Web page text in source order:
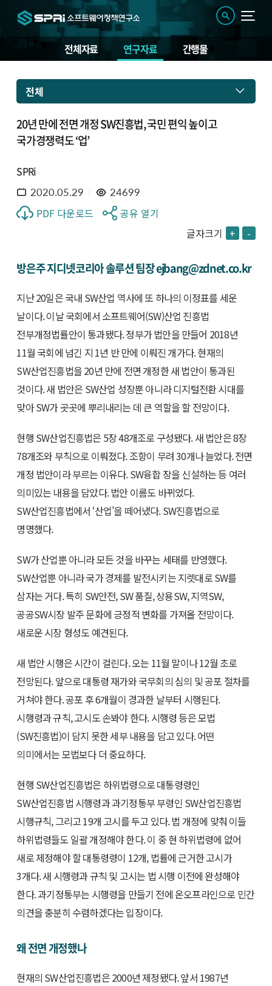
전체자료 연구자료 간행물
전체
20년 만에 전면 개정 SW진흥법, 국민 편익 높이고
국가경쟁력도 ‘업’
SPRi
2020.05.29 24699
PDF 다운로드
공유 열기
글자크기 + -
방은주 지디넷코리아 솔루션 팀장 ejbang@zdnet.co.kr
지난 20일은 국내 SW산업 역사에 또 하나의 이정표를 세운
날이다. 이날 국회에서 소프트웨어(SW)산업 진흥법
전부개정법률안이 통과됐다. 정부가 법안을 만들어 2018년
11월 국회에 넘긴 지 1년 반 만에 이뤄진 개가다. 현재의
SW산업진흥법을 20년 만에 전면 개정한 새 법안이 통과된
것이다. 새 법안은 SW산업 성장뿐 아니라 디지털전환 시대를
맞아 SW가 곳곳에 뿌리내리는 데 큰 역할을 할 전망이다.
현행 SW산업진흥법은 5장 48개조로 구성됐다. 새 법안은 8장
78개조와 부칙으로 이뤄졌다. 조항이 무려 30개나 늘었다. 전면
개정 법안이라 부르는 이유다. SW융합 장을 신설하는 등 여러
의미있는 내용을 담았다. 법안 이름도 바뀌었다.
SW산업진흥법에서 ‘산업’을 떼어냈다. SW진흥법으로
명명했다.
SW가 산업뿐 아니라 모든 것을 바꾸는 세태를 반영했다.
SW산업뿐 아니라 국가 경제를 발전시키는 지렛대로 SW를
삼자는 거다. 특히 SW안전, SW 품질, 상용SW, 지역SW,
공공SW시장 발주 문화에 긍정적 변화를 가져올 전망이다.
새로운 시장 형성도 예견된다.
새 법안 시행은 시간이 걸린다. 오는 11월 말이나 12월 초로
전망된다. 앞으로 대통령 재가와 국무회의 심의 및 공포 절차를
거쳐야 한다. 공포 후 6개월이 경과한 날부터 시행된다.
시행령과 규칙, 고시도 손봐야 한다. 시행령 등은 모법
(SW진흥법)이 담지 못한 세부 내용을 담고 있다. 어떤
의미에서는 모법보다 더 중요하다.
현행 SW산업진흥법은 하위법령으로 대통령령인
SW산업진흥법 시행령과 과기정통부 부령인 SW산업진흥법
시행규칙, 그리고 19개 고시를 두고 있다. 법 개정에 맞춰 이들
하위법령들도 일괄 개정해야 한다. 이 중 현 하위법령에 없어
새로 제정해야 할 대통령령이 12개, 법률에 근거한 고시가
3개다. 새 시행령과 규칙 및 고시는 법 시행 이전에 완성해야
한다. 과기정통부는 시행령을 만들기 전에 온오프라인으로 민간
의견을 충분히 수렴하겠다는 입장이다.
왜 전면 개정했나
현재의 SW산업진흥법은 2000년 제정됐다. 앞서 1987년